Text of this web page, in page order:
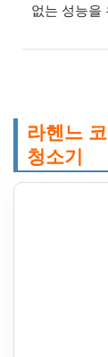
없는 성능을
라헨느
청소기